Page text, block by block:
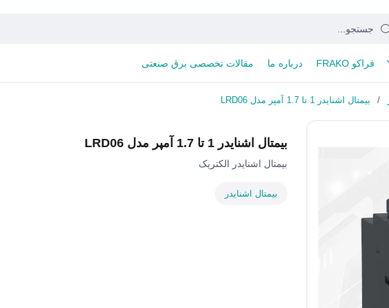
فراکو FRAKO درباره ما مقالات تخصصی برق صنعتی
/ بیمتال اشنایدر 1 تا 1.7 آمپر مدل LRD06
بیمتال اشنایدر 1 تا 1.7 آمپر مدل LRD06
بیمتال اشنایدر الکتریک
بیمتال اشنایدر